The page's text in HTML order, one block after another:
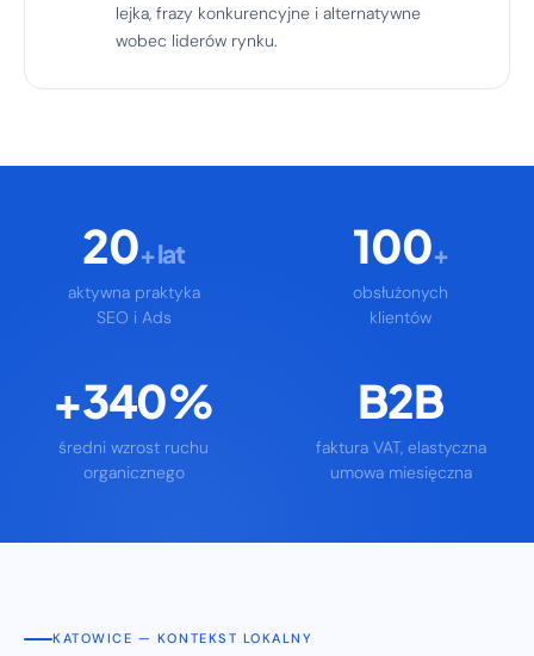
lejka, frazy konkurencyjne i alternatywne
wobec liderów rynku.
20+ lat
aktywna praktyka
SEO i Ads
100+
obsłużonych
klientów
+340%
średni wzrost ruchu
organicznego
B2B
faktura VAT, elastyczna
umowa miesięczna
KATOWICE — KONTEKST LOKALNY